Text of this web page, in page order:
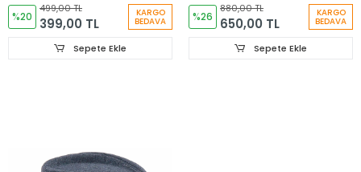
%20
499,00 TL
399,00 TL
KARGO
BEDAVA
Sepete Ekle
%26
880,00 TL
650,00 TL
KARGO
BEDAVA
Sepete Ekle